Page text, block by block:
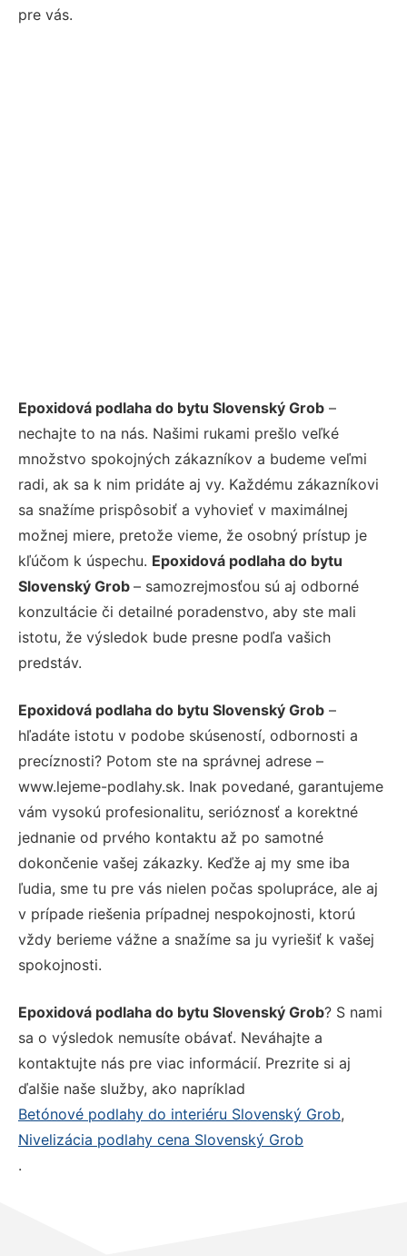
pre vás.
Epoxidová podlaha do bytu Slovenský Grob –
nechajte to na nás. Našimi rukami prešlo veľké
množstvo spokojných zákazníkov a budeme veľmi
radi, ak sa k nim pridáte aj vy. Každému zákazníkovi
sa snažíme prispôsobiť a vyhovieť v maximálnej
možnej miere, pretože vieme, že osobný prístup je
kľúčom k úspechu. Epoxidová podlaha do bytu
Slovenský Grob – samozrejmosťou sú aj odborné
konzultácie či detailné poradenstvo, aby ste mali
istotu, že výsledok bude presne podľa vašich
predstáv.
Epoxidová podlaha do bytu Slovenský Grob –
hľadáte istotu v podobe skúseností, odbornosti a
precíznosti? Potom ste na správnej adrese –
www.lejeme-podlahy.sk. Inak povedané, garantujeme
vám vysokú profesionalitu, serióznosť a korektné
jednanie od prvého kontaktu až po samotné
dokončenie vašej zákazky. Keďže aj my sme iba
ľudia, sme tu pre vás nielen počas spolupráce, ale aj
v prípade riešenia prípadnej nespokojnosti, ktorú
vždy berieme vážne a snažíme sa ju vyriešiť k vašej
spokojnosti.
Epoxidová podlaha do bytu Slovenský Grob? S nami
sa o výsledok nemusíte obávať. Neváhajte a
kontaktujte nás pre viac informácií. Prezrite si aj
ďalšie naše služby, ako napríklad
Betónové podlahy do interiéru Slovenský Grob,
Nivelizácia podlahy cena Slovenský Grob
.